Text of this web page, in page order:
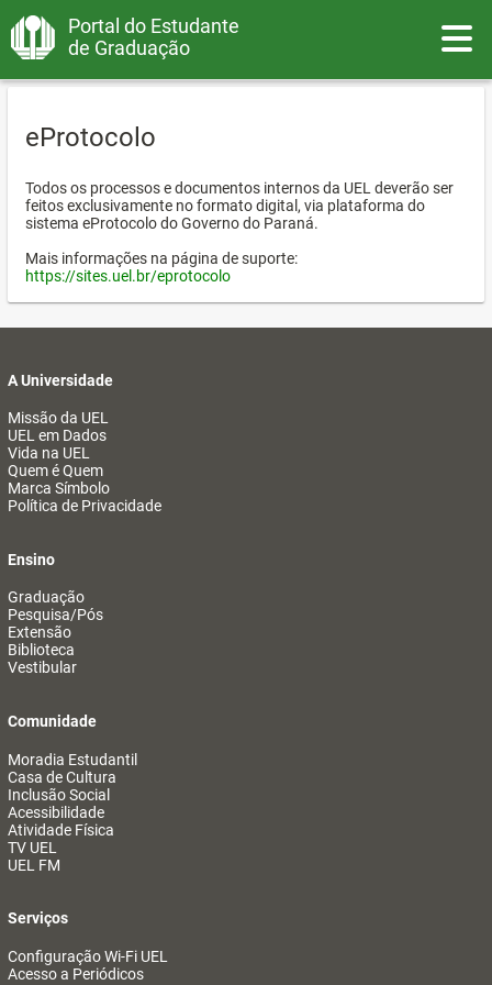
Portal do Estudante
de Graduação
eProtocolo
Todos os processos e documentos internos da UEL deverão ser
feitos exclusivamente no formato digital, via plataforma do
sistema eProtocolo do Governo do Paraná.
Mais informações na página de suporte:
https://sites.uel.br/eprotocolo
A Universidade
Missão da UEL
UEL em Dados
Vida na UEL
Quem é Quem
Marca Símbolo
Política de Privacidade
Ensino
Graduação
Pesquisa/Pós
Extensão
Biblioteca
Vestibular
Comunidade
Moradia Estudantil
Casa de Cultura
Inclusão Social
Acessibilidade
Atividade Física
TV UEL
UEL FM
Serviços
Configuração Wi-Fi UEL
Acesso a Periódicos